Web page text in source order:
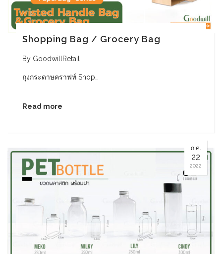
Shopping Bag / Grocery Bag
By GoodwillRetail
ถุงกระดาษคราฟท์ Shop…
Read more
ก.ค.
22
2022